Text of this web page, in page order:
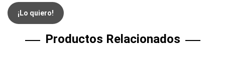
¡Lo quiero!
Productos Relacionados